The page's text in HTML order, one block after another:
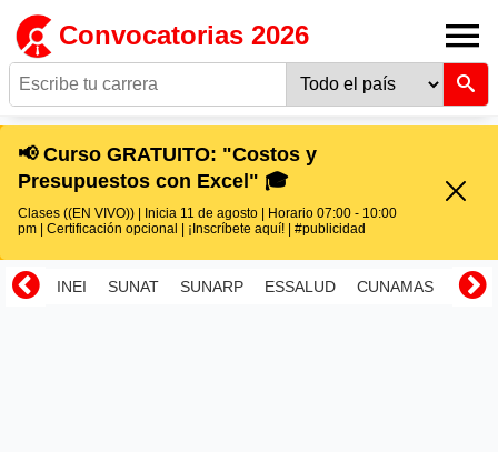
Convocatorias 2026
📢 Curso GRATUITO: "Costos y
Presupuestos con Excel" 🎓
Clases ((EN VIVO)) | Inicia 11 de agosto | Horario 07:00 - 10:00
pm | Certificación opcional | ¡Inscríbete aquí! | #publicidad
INEI SUNAT SUNARP ESSALUD CUNAMAS